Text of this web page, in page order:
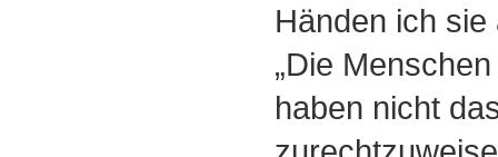
Händen ich sie
„Die
haben nicht